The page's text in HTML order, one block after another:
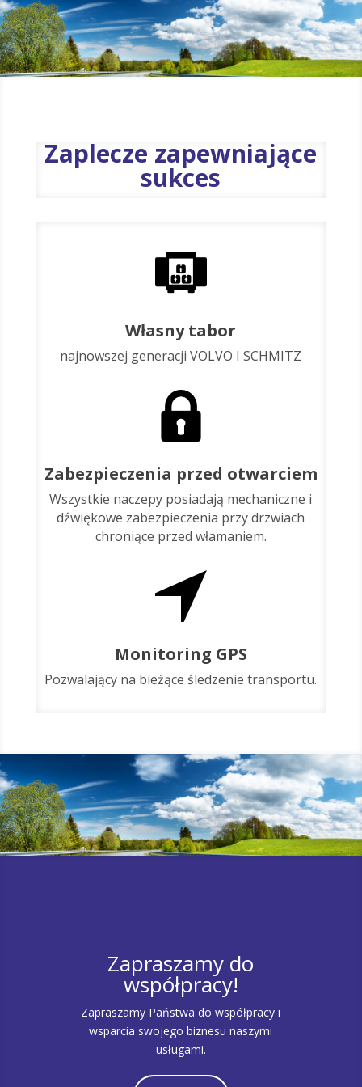
Zaplecze zapewniające
sukces
Własny tabor
najnowszej generacji VOLVO I SCHMITZ
Zabezpieczenia przed otwarciem
Wszystkie naczepy posiadają mechaniczne i
dźwiękowe zabezpieczenia przy drzwiach
chroniące przed włamaniem.
Monitoring GPS
Pozwalający na bieżące śledzenie transportu.
Zapraszamy do
współpracy!
Zapraszamy Państwa do współpracy i
wsparcia swojego biznesu naszymi
usługami.